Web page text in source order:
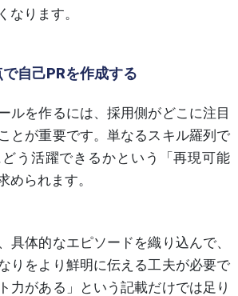
なります。
自己PRを作成する
ルを作るには、採用側がどこに注目
とが重要です。単なるスキル羅列で
う活躍できるかという「再現可能
められます。
具体的なエピソードを織り込んで、
りをより鮮明に伝える工夫が必要で
力がある」という記載だけでは足り